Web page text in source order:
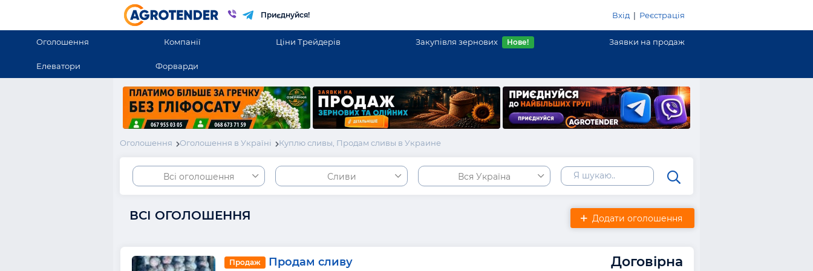
Приєднуйся! Вхід | Реєстрація
Оголошення Компанії Ціни Трейдерів Закупівля зернових Нове! Заявки на продаж
Елеватори Форварди
Оголошення Оголошення в Україні Куплю сливы, Продам сливы в Украине
Всі оголошення Сливи Вся Україна
Додати оголошення
ВСІ ОГОЛОШЕННЯ
Продаж Продам сливу Договірна